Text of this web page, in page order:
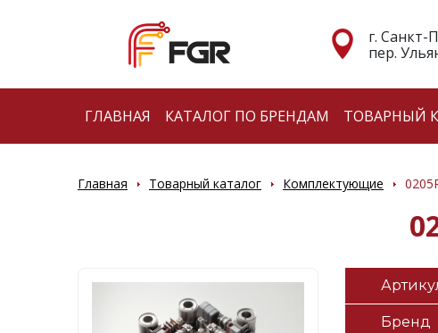
г. Санкт-
пер.
ГЛАВНАЯ КАТАЛОГ ПО БРЕНДАМ ТОВАРНЫЙ
Главная Товарный каталог Комплектующие
Бренд